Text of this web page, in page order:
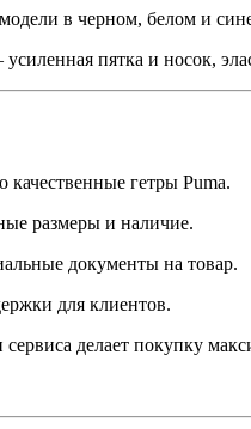
в черном, белом и
усиленная пятка и носок,
качественные гетры Puma.
размеры и наличие.
документы на товар.
для клиентов.
делает покупку